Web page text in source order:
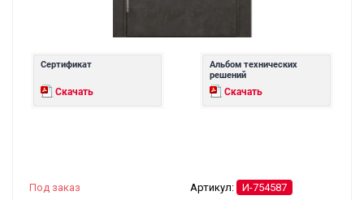
Сертификат
Скачать
Альбом технических
решений
Скачать
Артикул: И-754587
Под заказ